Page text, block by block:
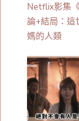
Netflix影集
論+結局：這
媽的人類